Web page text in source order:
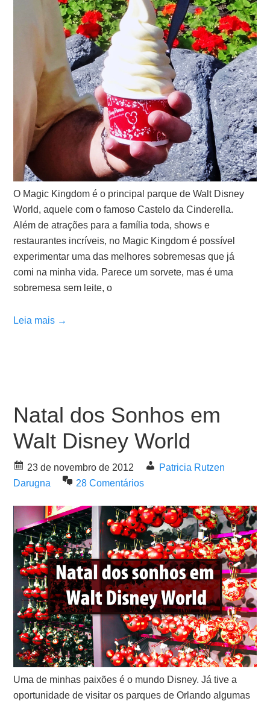
O Magic Kingdom é o principal parque de Walt Disney
World, aquele com o famoso Castelo da Cinderella.
Além de atrações para a família toda, shows e
restaurantes incríveis, no Magic Kingdom é possível
experimentar uma das melhores sobremesas que já
comi na minha vida. Parece um sorvete, mas é uma
sobremesa sem leite, o
Leia mais →
Natal dos Sonhos em
Walt Disney World
23 de novembro de 2012
Patricia Rutzen
Darugna
28 Comentários
Uma de minhas paixões é o mundo Disney. Já tive a
oportunidade de visitar os parques de Orlando algumas